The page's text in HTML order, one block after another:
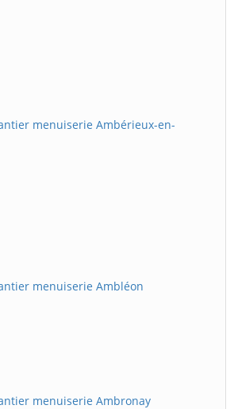
menuiserie Ambérieux-en-
menuiserie Ambléon
menuiserie Ambronay